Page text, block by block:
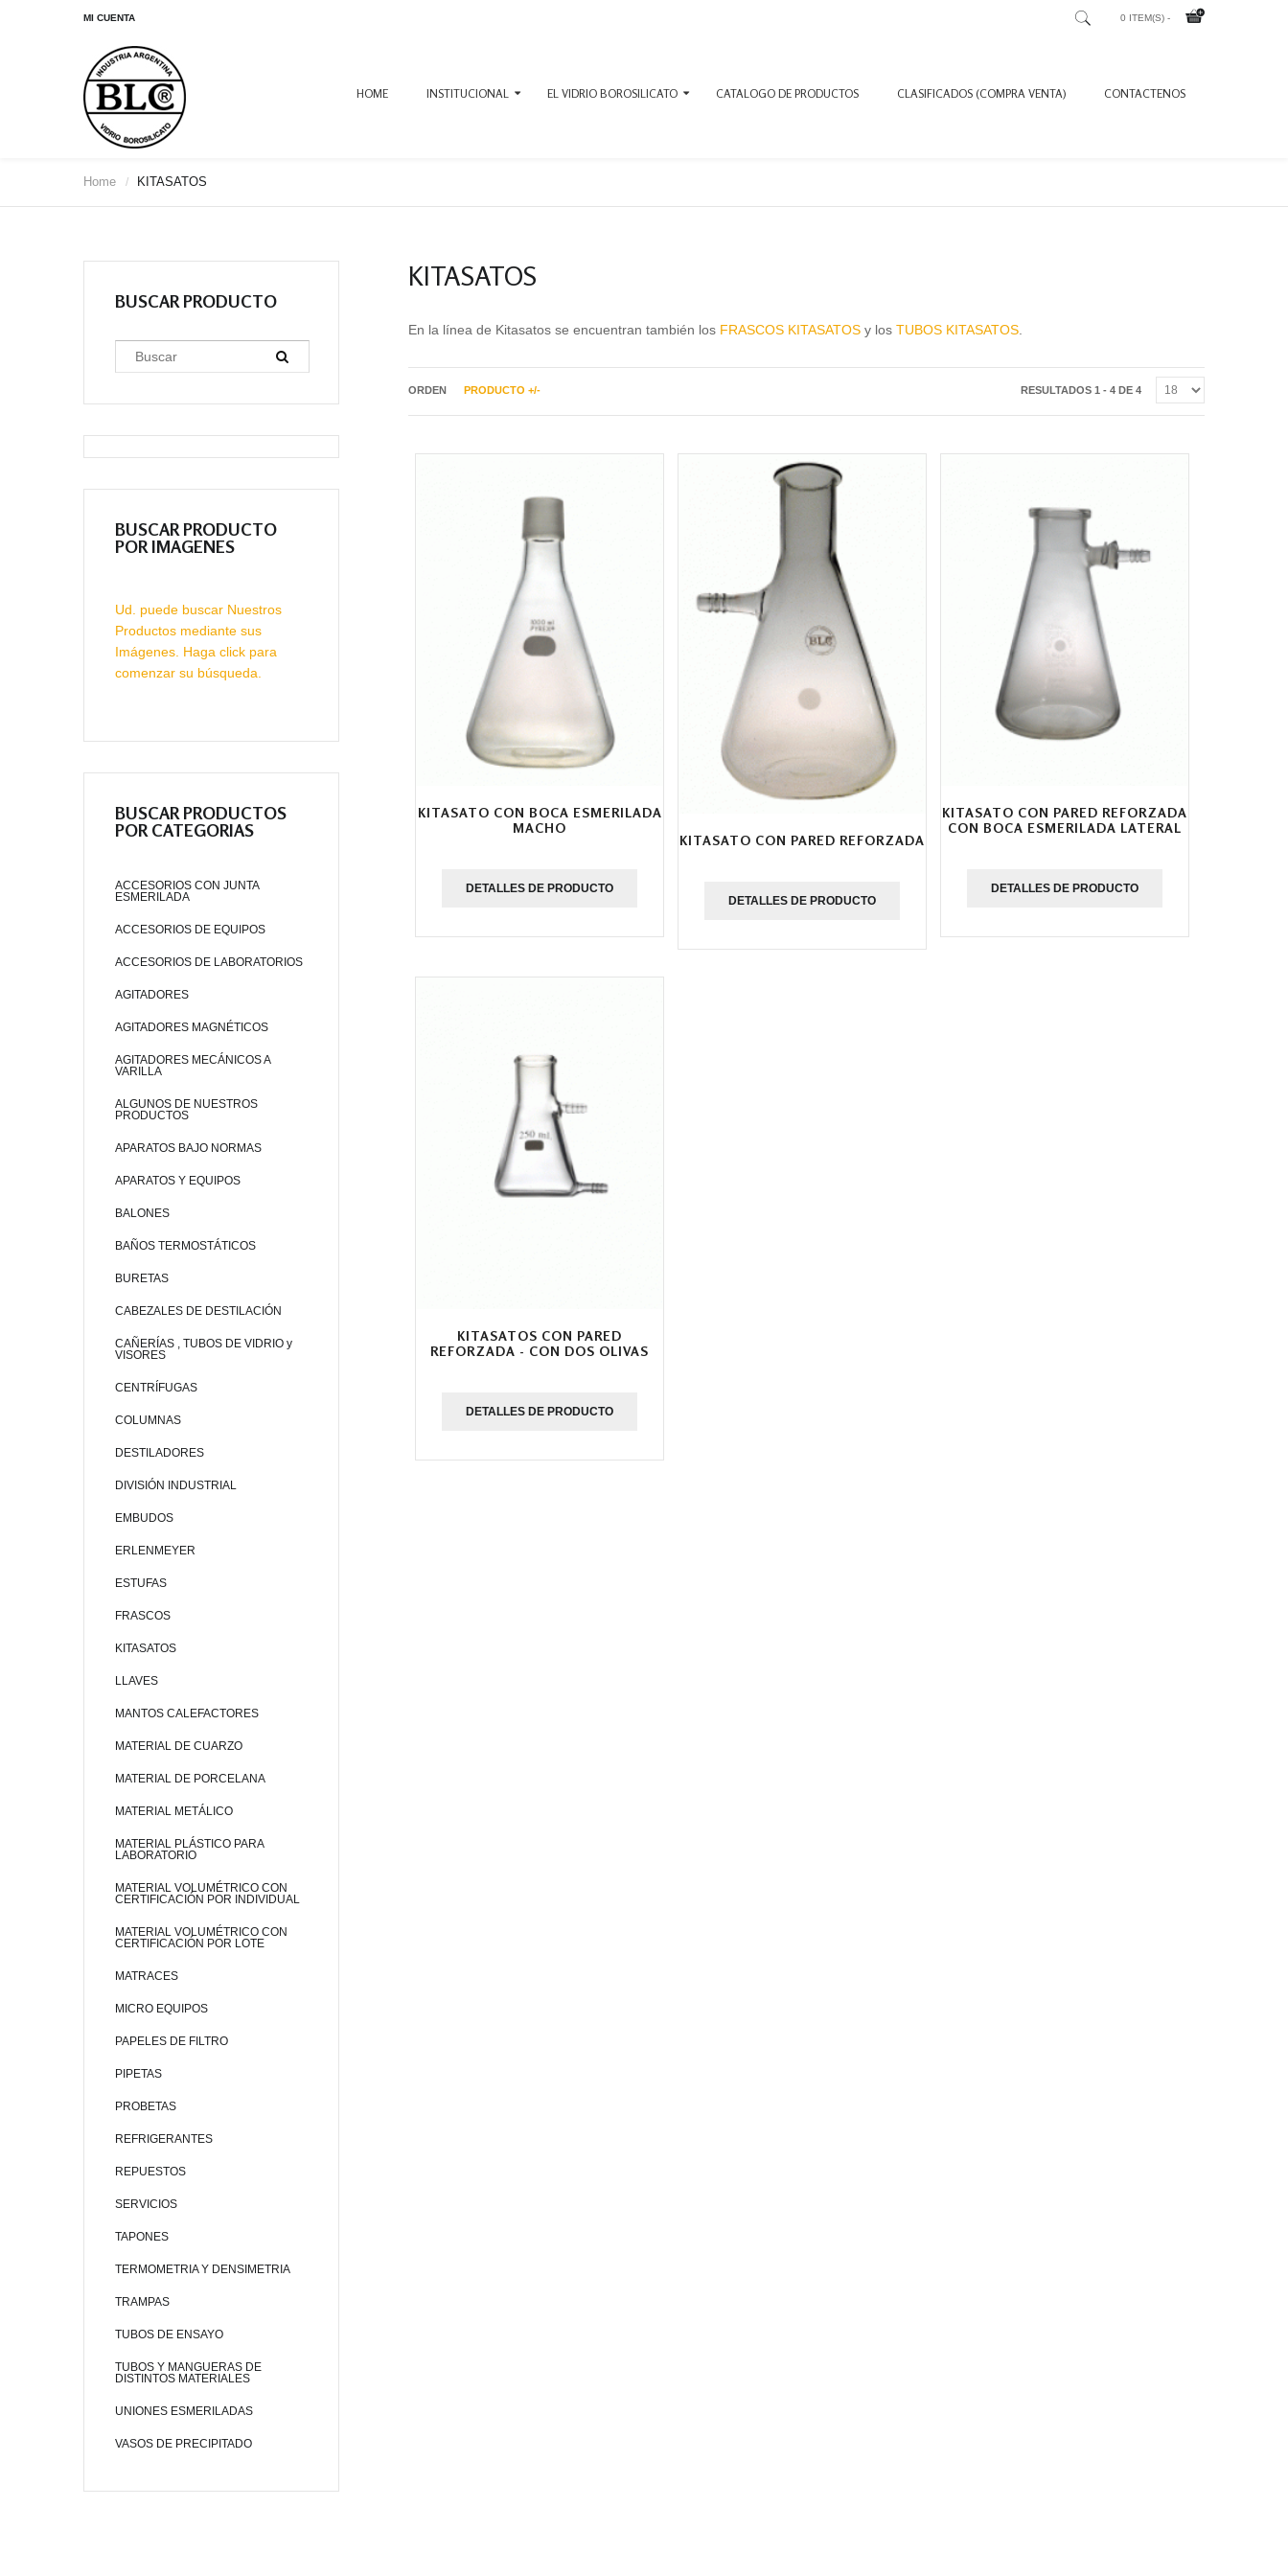
MI CUENTA 0 ITEM(S) -
HOME INSTITUCIONAL EL VIDRIO BOROSILICATO CATALOGO DE PRODUCTOS CLASIFICADOS (COMPRA VENTA) CONTACTENOS
Home / KITASATOS
KITASATOS
En la línea de Kitasatos se encuentran también los FRASCOS KITASATOS y losTUBOS KITASATOS
ORDEN PRODUCTO +/- RESULTADOS 1 - 4 DE 4
KITASATO CON BOCA ESMERILADA
MACHO
DETALLES DE PRODUCTO
KITASATO CON PARED REFORZADA
DETALLES DE PRODUCTO
KITASATO CON PARED REFORZADA
CON BOCA ESMERILADA LATERAL
DETALLES DE PRODUCTO
KITASATOS CON PARED
REFORZADA - CON DOS OLIVAS
DETALLES DE PRODUCTO
BUSCAR PRODUCTO
BUSCAR PRODUCTO
POR IMAGENES
Ud. puede buscar Nuestros
Productos mediante sus
Imágenes. Haga click para
comenzar su búsqueda.
BUSCAR PRODUCTOS
POR CATEGORIAS
ACCESORIOS CON JUNTA
ESMERILADA
ACCESORIOS DE EQUIPOS
ACCESORIOS DE LABORATORIOS
AGITADORES
AGITADORES MAGNÉTICOS
AGITADORES MECÁNICOS A
VARILLA
ALGUNOS DE NUESTROS
PRODUCTOS
APARATOS BAJO NORMAS
APARATOS Y EQUIPOS
BALONES
BAÑOS TERMOSTÁTICOS
BURETAS
CABEZALES DE DESTILACIÓN
CAÑERÍAS , TUBOS DE VIDRIO y
VISORES
CENTRÍFUGAS
COLUMNAS
DESTILADORES
DIVISIÓN INDUSTRIAL
EMBUDOS
ERLENMEYER
ESTUFAS
FRASCOS
KITASATOS
LLAVES
MANTOS CALEFACTORES
MATERIAL DE CUARZO
MATERIAL DE PORCELANA
MATERIAL METÁLICO
MATERIAL PLÁSTICO PARA
LABORATORIO
MATERIAL VOLUMÉTRICO CON
CERTIFICACIÓN POR INDIVIDUAL
MATERIAL VOLUMÉTRICO CON
CERTIFICACIÓN POR LOTE
MATRACES
MICRO EQUIPOS
PAPELES DE FILTRO
PIPETAS
PROBETAS
REFRIGERANTES
REPUESTOS
SERVICIOS
TAPONES
TERMOMETRIA Y DENSIMETRIA
TRAMPAS
TUBOS DE ENSAYO
TUBOS Y MANGUERAS DE
DISTINTOS MATERIALES
UNIONES ESMERILADAS
VASOS DE PRECIPITADO